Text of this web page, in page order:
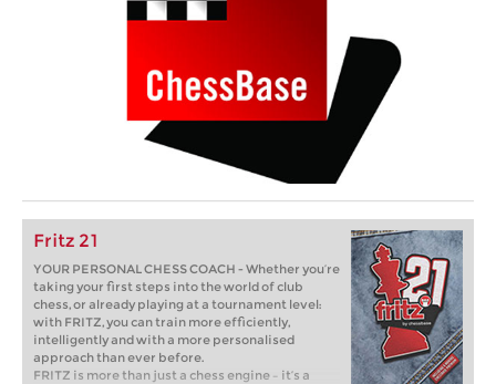
Fritz 21
YOUR PERSONAL CHESS COACH - Whether you’re
taking your first steps into the world of club
chess, or already playing at a tournament level:
with FRITZ, you can train more efficiently,
intelligently and with a more personalised
approach than ever before.
FRITZ is more than just a chess engine – it’s a